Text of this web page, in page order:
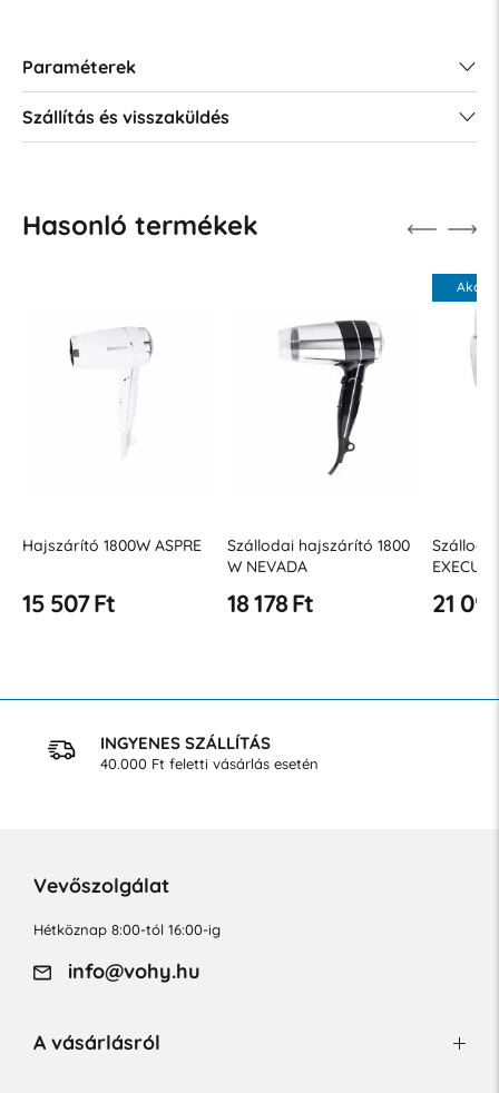
Paraméterek
Szállítás és visszaküldés
Hasonló termékek
Szállodai hajszárító 1800
18 178 Ft
Szállodaszárító 1200
EXECUTIVE Valera fehér
21 095 Ft 28 129 Ft
W
31
INGYENES SZÁLLÍTÁS
40.000 Ft feletti vásárlás esetén
Vevőszolgálat
Hétköznap 8:00-tól 16:00-ig
info@vohy.hu
A vásárlásról